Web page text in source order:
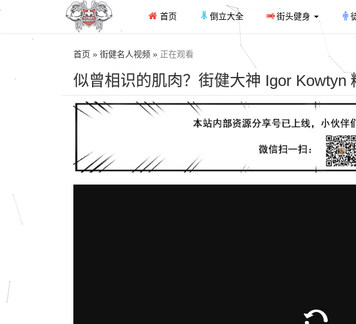
首页 倒立大全 街头健身
首页 » 街健名人视频 » 正在观看
似曾相识的肌肉？街健大神 Igor Kowtyn